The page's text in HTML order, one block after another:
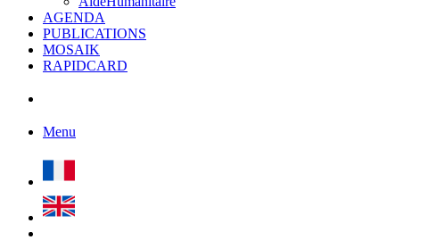
AGENDA
PUBLICATIONS
MOSAIK
RAPIDCARD
Menu